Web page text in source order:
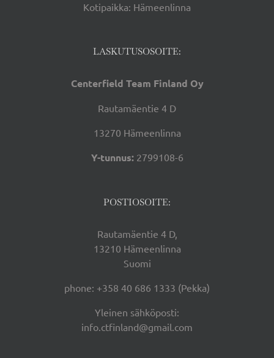
Kotipaikka: Hämeenlinna
LASKUTUSOSOITE:
Centerfield Team Finland Oy
Rautamäentie 4 D
13270 Hämeenlinna
Y-tunnus: 2799108-6
POSTIOSOITE:
Rautamäentie 4 D,
13210 Hämeenlinna
Suomi
phone: +358 40 686 1333 (Pekka)
Yleinen sähköposti:
info.ctfinland@gmail.com